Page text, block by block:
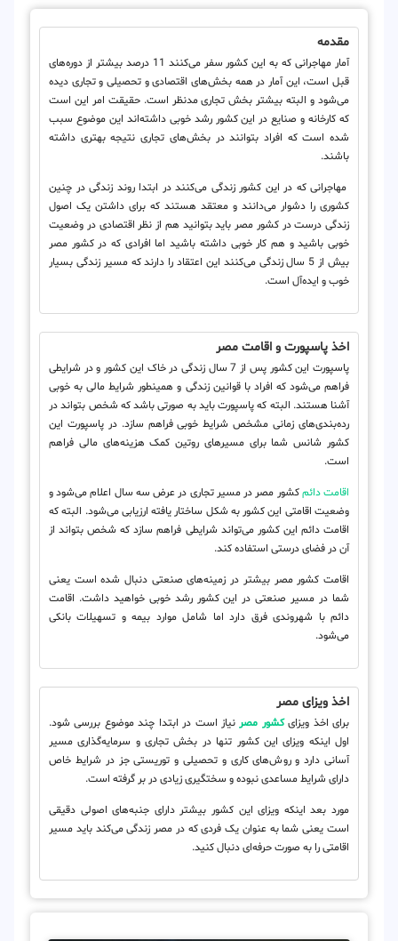
مقدمه
آمار مهاجرانی که به این کشور سفر می‌کنند 11 درصد بیشتر از دوره‌های
قبل است، این آمار در همه بخش‌های اقتصادی و تحصیلی و تجاری دیده
می‌شود و البته بیشتر بخش تجاری مدنظر است. حقیقت امر این است
که کارخانه و صنایع در این کشور رشد خوبی داشته‌اند این موضوع سبب
شده است که افراد بتوانند در بخش‌های تجاری نتیجه بهتری داشته
باشند.
مهاجرانی که در این کشور زندگی می‌کنند در ابتدا روند زندگی در چنین
کشوری را دشوار می‌دانند و معتقد هستند که برای داشتن یک اصول
زندگی درست در کشور مصر باید بتوانید هم از نظر اقتصادی در وضعیت
خوبی باشید و هم کار خوبی داشته باشید اما افرادی که در کشور مصر
بیش از 5 سال زندگی می‌کنند این اعتقاد را دارند که مسیر زندگی بسیار
خوب و ایده‌آل است.
اخذ پاسپورت و اقامت مصر
پاسپورت این کشور پس از 7 سال زندگی در خاک این کشور و در شرایطی
فراهم می‌شود که افراد با قوانین زندگی و همینطور شرایط مالی به خوبی
آشنا هستند. البته که پاسپورت باید به صورتی باشد که شخص بتواند در
رده‌بندی‌های زمانی مشخص شرایط خوبی فراهم سازد. در پاسپورت این
کشور شانس شما برای مسیر‌های روتین کمک هزینه‌های مالی فراهم
است.
اقامت دائمکشور مصر در مسیر تجاری در عرض سه سال اعلام می‌شود و
وضعیت اقامتی این کشور به شکل ساختار یافته ارزیابی می‌شود. البته که
اقامت دائم این کشور می‌تواند شرایطی فراهم سازد که شخص بتواند از
آن در فضای درستی استفاده کند.
اقامت کشور مصر بیشتر در زمینه‌های صنعتی دنبال شده است یعنی
شما در مسیر صنعتی در این کشور رشد خوبی خواهید داشت. اقامت
دائم با شهروندی فرق دارد اما شامل موارد بیمه و تسهیلات بانکی
می‌شود.
اخذ ویزای مصر
برای اخذ ویزایکشور مصر نیاز است در ابتدا چند موضوع بررسی شود.
اول اینکه ویزای این کشور تنها در بخش تجاری و سرمایه‌گذاری مسیر
آسانی دارد و روش‌های کاری و تحصیلی و توریستی جز در شرایط خاص
دارای شرایط مساعدی نبوده و سختگیری زیادی در بر گرفته است.
مورد بعد اینکه ویزای این کشور بیشتر دارای جنبه‌های اصولی دقیقی
است یعنی شما به عنوان یک فردی که در مصر زندگی می‌کند باید مسیر
اقامتی را به صورت حرفه‌ای دنبال کنید.